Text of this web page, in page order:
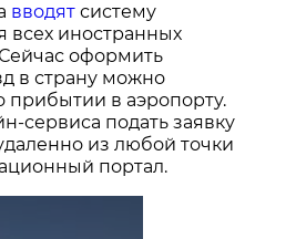
вводят систему
всех иностранных
оформить
в страну можно
прибытии в аэропорту.
сервиса подать заявку
из любой точки
портал.